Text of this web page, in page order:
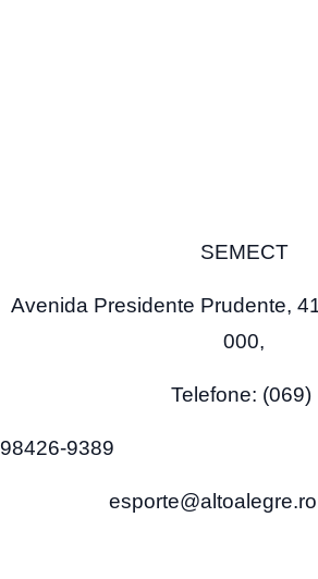
SEMECT
Avenida Presidente Prudente,
000,
Telefone: (069)
98426-9389